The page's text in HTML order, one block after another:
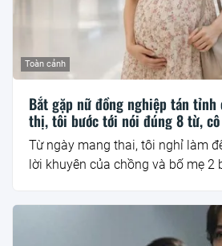
Toàn cảnh
Bắt gặp nữ đồng nghiệp tán tỉnh
thị, tôi bước tới nói đúng 8 từ,
Từ ngày mang thai, tôi nghỉ làm
lời khuyên của chồng và bố mẹ 2